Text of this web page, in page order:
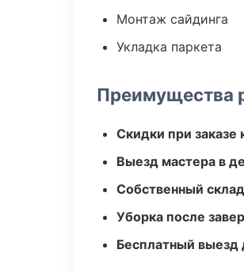
Монтаж сайдинга
Укладка паркета
Преимущества
Скидки при заказе
Выезд мастера в
Собственный
Уборка после
Бесплатный выезд